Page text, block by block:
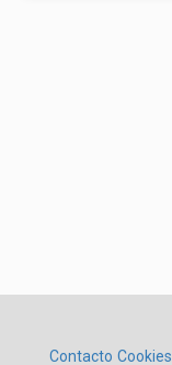
Contacto Cookies